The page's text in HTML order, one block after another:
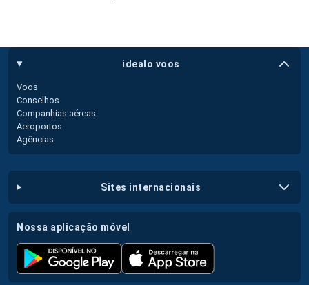
idealo voos
Voos
Conselhos
Companhias aéreas
Aeroportos
Agências
sites internacionais
nossa aplicação móvel